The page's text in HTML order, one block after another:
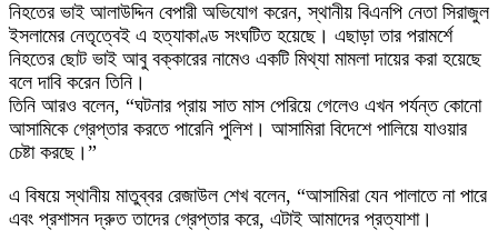
নিহতের ভাই আলাউদ্দিন বেপারী অভিযোগ করেন, স্থানীয় বিএনপি নেতা সিরাজুল
ইসলামের নেতৃত্বেই এ হত্যাকাণ্ড সংঘটিত হয়েছে। এছাড়া তার পরামর্শে
নিহতের ছোট ভাই আবু বক্কারের নামেও একটি মিথ্যা মামলা দায়ের করা হয়েছে
বলে দাবি করেন তিনি।
তিনি আরও বলেন, “ঘটনার প্রায় সাত মাস পেরিয়ে গেলেও এখন পর্যন্ত কোনো
আসামিকে গ্রেপ্তার করতে পারেনি পুলিশ। আসামিরা বিদেশে পালিয়ে যাওয়ার
চেষ্টা করছে।”
এ বিষয়ে স্থানীয় মাতুব্বর রেজাউল শেখ বলেন, “আসামিরা যেন পালাতে না পারে
এবং প্রশাসন দ্রুত তাদের গ্রেপ্তার করে, এটাই আমাদের প্রত্যাশা।